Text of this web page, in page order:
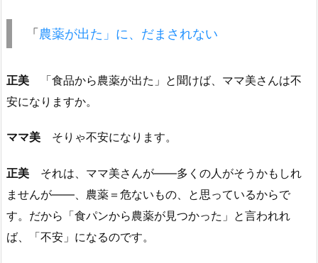
「農薬が出た」に、だまされない
正美 「食品から農薬が出た」と聞けば、ママ美さんは不
安になりますか。
ママ美 そりゃ不安になります。
正美 それは、ママ美さんが――多くの人がそうかもしれ
ませんが――、農薬＝危ないもの、と思っているからで
す。だから「食パンから農薬が見つかった」と言われれ
ば、「不安」になるのです。